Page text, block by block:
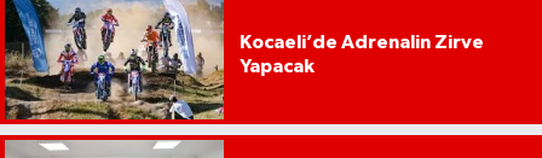
Kocaeli’de Adrenalin Zirve
Yapacak